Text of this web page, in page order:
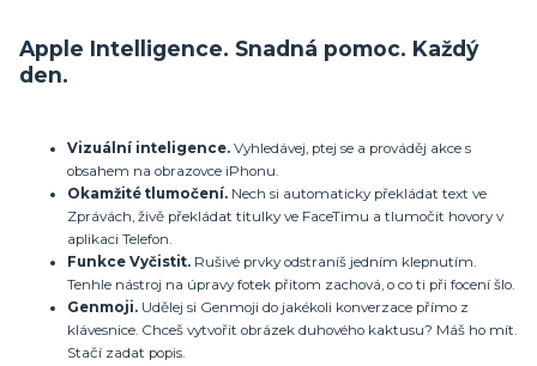
Apple Intelligence. Snadná pomoc. Každý
den.
Vizuální inteligence. Vyhledávej, ptej se a prováděj akce s
obsahem na obrazovce iPhonu.
Okamžité tlumočení. Nech si automaticky překládat text ve
Zprávách, živě překládat titulky ve FaceTimu a tlumočit hovory v
aplikaci Telefon.
Funkce Vyčistit. Rušivé prvky odstraníš jedním klepnutím.
Tenhle nástroj na úpravy fotek přitom zachová, o co ti při focení šlo.
Genmoji. Udělej si Genmoji do jakékoli konverzace přímo z
klávesnice. Chceš vytvořit obrázek duhového kaktusu? Máš ho mít.
Stačí zadat popis.